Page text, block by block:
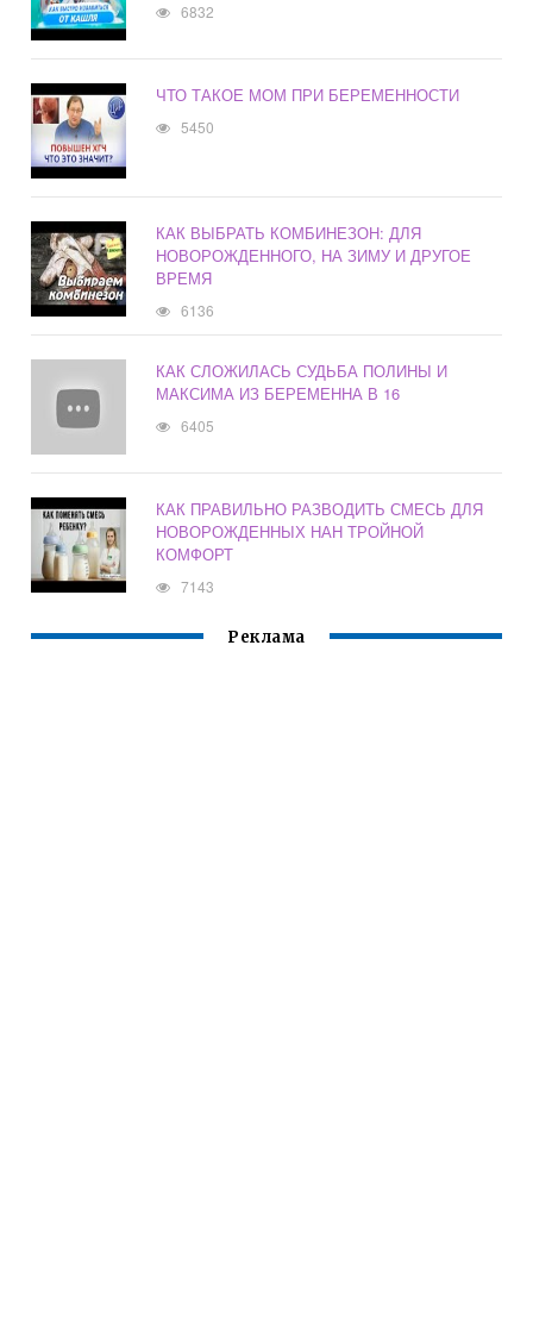
6832
ЧТО ТАКОЕ МОМ ПРИ БЕРЕМЕННОСТИ
5450
КАК ВЫБРАТЬ КОМБИНЕЗОН: ДЛЯ
НОВОРОЖДЕННОГО, НА ЗИМУ И ДРУГОЕ
ВРЕМЯ
6136
КАК СЛОЖИЛАСЬ СУДЬБА ПОЛИНЫ И
МАКСИМА ИЗ БЕРЕМЕННА В 16
6405
КАК ПРАВИЛЬНО РАЗВОДИТЬ СМЕСЬ ДЛЯ
НОВОРОЖДЕННЫХ НАН ТРОЙНОЙ
КОМФОРТ
7143
Реклама